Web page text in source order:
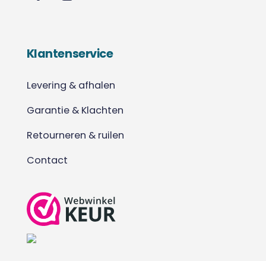
Klantenservice
Levering & afhalen
Garantie & Klachten
Retourneren & ruilen
Contact